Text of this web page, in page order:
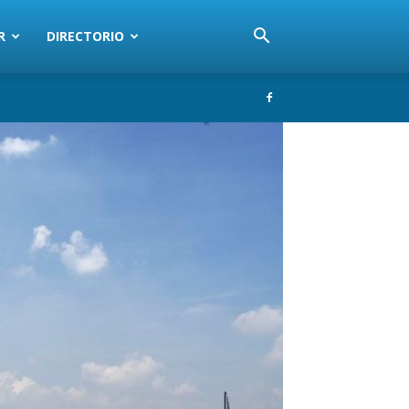
DIRECTORIO